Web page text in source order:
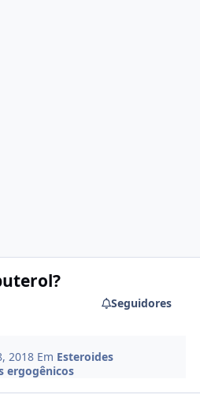
Seguidores
2018 Em Esteroides
ergogênicos